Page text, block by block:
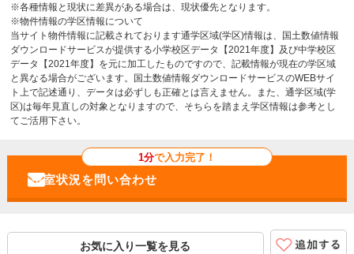
※各種情報と現状に差異がある場合は、現状優先となります。
※物件情報の学区情報について
当サイト物件情報に記載されております通学区域(学区)情報は、国土数値情報
ダウンロードサービスが提供する小学校区データ【2021年度】及び中学校区
データ【2021年度】を元に加工したものですので、記載情報が現在の学区域
と異なる場合がございます。国土数値情報ダウンロードサービスのWEBサイ
ト上で記述通り、データは必ずしも正確とは言えません。また、通学区域(学
区)は毎年見直しの対象となりますので、そちらを踏まえ学区情報は参考とし
てご活用下さい。
1分で入力完了！
お気に入り一覧を見る